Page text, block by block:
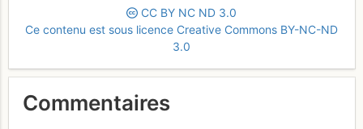
CC BY NC ND 3.0
Ce contenu est sous licence Creative Commons BY-NC-ND
3.0
Commentaires